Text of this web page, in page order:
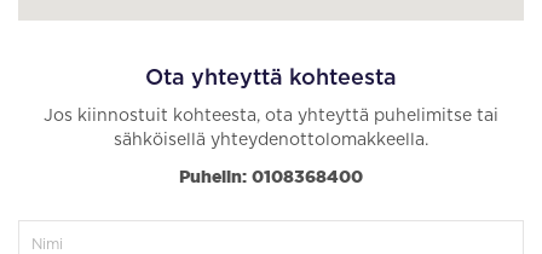
Ota yhteyttä kohteesta
Jos kiinnostuit kohteesta, ota yhteyttä puhelimitse tai
sähköisellä yhteydenottolomakkeella.
Puhelin: 0108368400